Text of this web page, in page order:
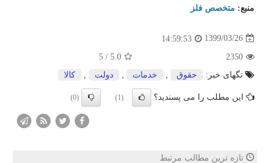
منبع: متخصص فلز
1399/03/26
14:59:53
2350
5.0
/
5
تگهای خبر:
حقوق خدمات دولت كالا
این مطلب را می پسندید؟ (1)
(0)
تازه ترین مطالب مرتبط